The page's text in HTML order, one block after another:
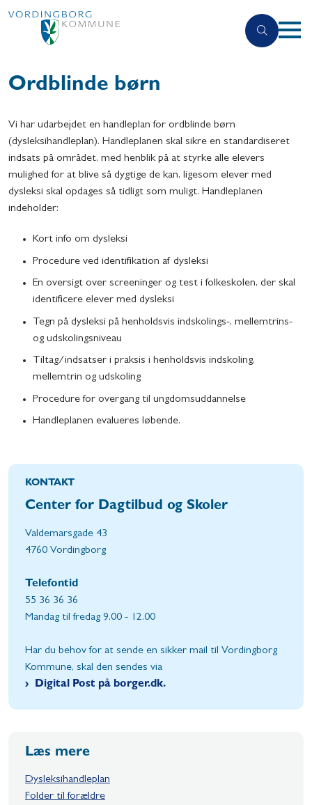
Ordblinde børn
Vi har udarbejdet en handleplan for ordblinde børn
(dysleksihandleplan). Handleplanen skal sikre en standardiseret
indsats på området, med henblik på at styrke alle elevers
mulighed for at blive så dygtige de kan, ligesom elever med
dysleksi skal opdages så tidligt som muligt. Handleplanen
indeholder:
Kort info om dysleksi
Procedure ved identifikation af dysleksi
En oversigt over screeninger og test i folkeskolen, der skal
identificere elever med dysleksi
Tegn på dysleksi på henholdsvis indskolings-, mellemtrins-
og udskolingsniveau
Tiltag/indsatser i praksis i henholdsvis indskoling,
mellemtrin og udskoling
Procedure for overgang til ungdomsuddannelse
Handleplanen evalueres løbende.
KONTAKT
Center for Dagtilbud og Skoler
Valdemarsgade 43
4760 Vordingborg
Telefontid
55 36 36 36
Mandag til fredag 9.00 - 12.00
Har du behov for at sende en sikker mail til Vordingborg
Kommune, skal den sendes via
Digital Post på borger.dk.
Læs mere
Dysleksihandleplan
Folder til forældre